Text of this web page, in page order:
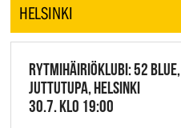
HELSINKI
RYTMIHÄIRIÖKLUBI: 52 BLUE,
JUTTUTUPA, HELSINKI
30.7. KLO 19:00